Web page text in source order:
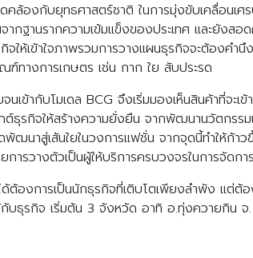
ดคล้องกับยุทธศาสตร์ชาติ ในการมุ่งขับเคลื่อน
กฐานรากความเข้มแข็งของประเทศ และยัง
จให้เข้าใจภาพรวมการวางแผนธุรกิจจะต้อง
ทางการเกษตร เช่น กาก ใย สับประรด
จนเข้ากับโมเดล BCG จึงเริ่มมองเห็นสินค้าที่
ต์ธุรกิจให้สร้างความยั่งยืน จากพัฒนานวัตกร
พัฒนาสู่เส้นใยในวงการแฟชั่น จากจุดนี้ทำให้ก้
การวางตัวเป็นผู้ให้บริการครบวงจรในการจั
ด้ต้องการเป็นนักธุรกิจที่เติบโตเพียงลำพัง แต่
บธุรกิจ เริ่มต้น 3 จังหวัด อาทิ อ.ทุ่งควายกิน จ.